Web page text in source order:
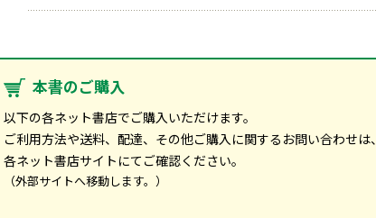
本書のご購入
以下の各ネット書店でご購入いただけます。
ご利用方法や送料、配達、その他ご購入に関するお問い合わせは、
各ネット書店サイトにてご確認ください。
（外部サイトへ移動します。）